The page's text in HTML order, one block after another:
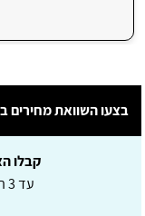
בצעו השוואת מחירים
קבלו
עד 3 הצעות ללא התחייבות בחינם: